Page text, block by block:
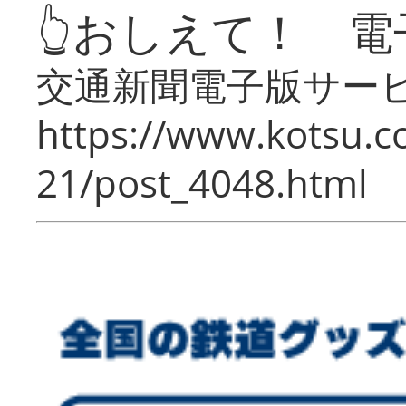
👆おしえて！ 電
交通新聞電子版サー
https://
21/post_4048.html